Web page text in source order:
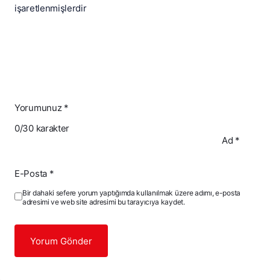
işaretlenmişlerdir
Yorumunuz*
0/30 karakter
Ad *
E-Posta*
Bir dahaki sefere yorum yaptığımda kullanılmak üzere adımı, e-posta
adresimi ve web site adresimi bu tarayıcıya kaydet.
Yorum Gönder